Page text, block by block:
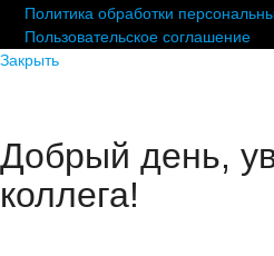
Политика обработки
Пользовательское соглашение
Закрыть
Добрый день,
коллега!